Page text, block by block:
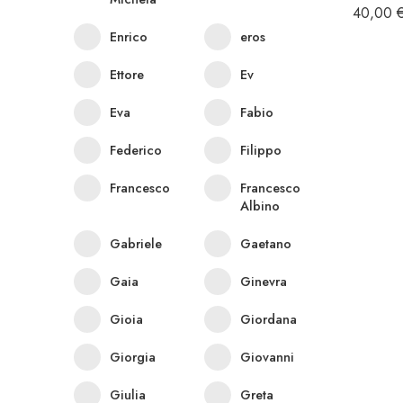
40,00 €
Enrico
eros
Ettore
Ev
Eva
Fabio
Federico
Filippo
Francesco
Francesco
Albino
Gabriele
Gaetano
Gaia
Ginevra
Gioia
Giordana
Giorgia
Giovanni
Giulia
Greta